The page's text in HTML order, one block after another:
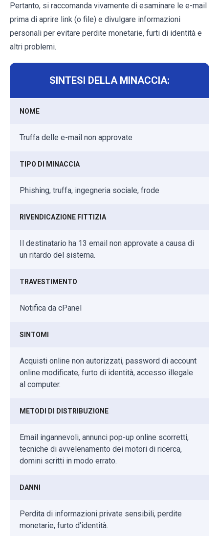
Pertanto, si raccomanda vivamente di esaminare le e-mail
prima di aprire link (o file) e divulgare informazioni
personali per evitare perdite monetarie, furti di identità e
altri problemi.
SINTESI DELLA MINACCIA:
NOME
Truffa delle e-mail non approvate
TIPO DI MINACCIA
Phishing, truffa, ingegneria sociale, frode
RIVENDICAZIONE FITTIZIA
Il destinatario ha 13 email non approvate a causa di
un ritardo del sistema.
TRAVESTIMENTO
Notifica da cPanel
SINTOMI
Acquisti online non autorizzati, password di account
online modificate, furto di identità, accesso illegale
al computer.
METODI DI DISTRIBUZIONE
Email ingannevoli, annunci pop-up online scorretti,
tecniche di avvelenamento dei motori di ricerca,
domini scritti in modo errato.
DANNI
Perdita di informazioni private sensibili, perdite
monetarie, furto d'identità.